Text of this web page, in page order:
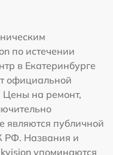
по истечении
в Екатеринбурге
официальной
Цены на ремонт,
являются публичной
РФ. Названия и
упоминаются